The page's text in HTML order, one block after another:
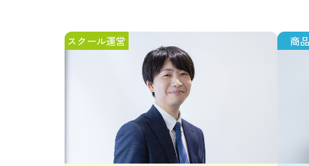
スクール運営 商